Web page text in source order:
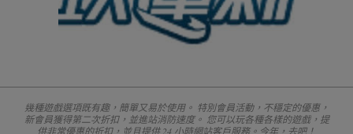
幾種遊戲選項既有趣，簡單又易於使用。 特別會員活動，不穩定的優惠，
新會員獲得第二次折扣，並進站消防速度。 您可以玩各種各樣的遊戲，提
供非常優惠的折扣，並且提供 24 小時網站客戶服務。今年，去吧！